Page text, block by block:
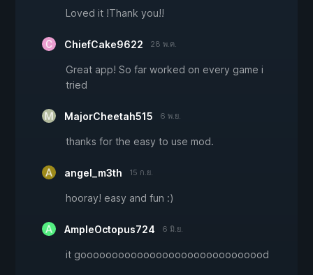
Loved it !Thank you!!
ChiefCake9622 28 พ.ค.
Great app! So far worked on every game i
tried
MajorCheetah515 6 พ.ย.
thanks for the easy to use mod.
angel_m3th 15 ก.ย.
hooray! easy and fun :)
AmpleOctopus724 6 มิ.ย.
it goooooooooooooooooooooooooooood